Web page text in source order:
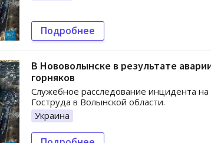
Подробнее
В Нововолынске в результате
горняков
Служебное расследование инцидента
Гоструда в Волынской области.
Украина